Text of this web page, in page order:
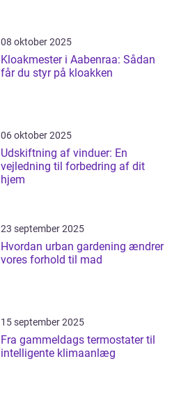
08 oktober 2025
Kloakmester i Aabenraa: Sådan
får du styr på kloakken
06 oktober 2025
Udskiftning af vinduer: En
vejledning til forbedring af dit
hjem
23 september 2025
Hvordan urban gardening ændrer
vores forhold til mad
15 september 2025
Fra gammeldags termostater til
intelligente klimaanlæg